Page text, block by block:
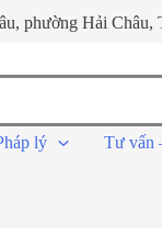
phường Hải Châu,
lý Tư vấn